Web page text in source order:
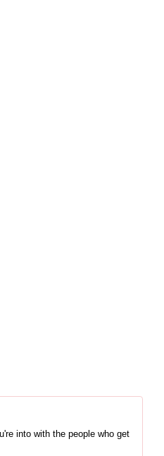
into with the people who get